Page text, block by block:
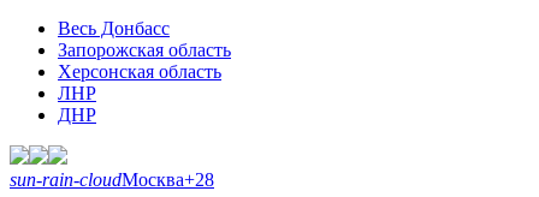
Весь Донбасс
Запорожская область
Херсонская область
ЛНР
ДНР
sun-rain-cloudМосква+28